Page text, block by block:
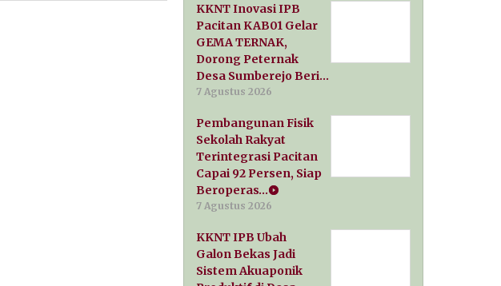
KKNT Inovasi IPB
Pacitan KAB01 Gelar
GEMA TERNAK,
Dorong Peternak
Desa Sumberejo Beri…
7 Agustus 2026
Pembangunan Fisik
Sekolah Rakyat
Terintegrasi Pacitan
Capai 92 Persen, Siap
Beroperas…
7 Agustus 2026
KKNT IPB Ubah
Galon Bekas Jadi
Sistem Akuaponik